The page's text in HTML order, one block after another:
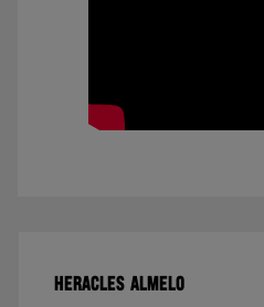
HERACLES ALMELO